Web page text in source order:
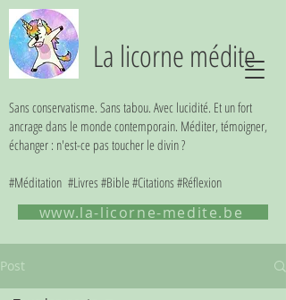
La licorne médite
Sans conservatisme. Sans tabou. Avec lucidité. Et un fort
ancrage dans le monde contemporain. Méditer, témoigner,
échanger : n'est-ce pas toucher le divin ?
#Méditation #Livres #Bible #Citations #Réflexion
www.la-licorne-medite.be
Post